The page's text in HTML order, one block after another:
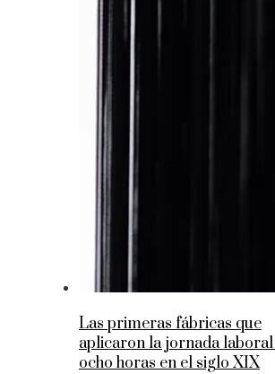
Las primeras fábricas que
aplicaron la jornada
ocho horas en el siglo XIX